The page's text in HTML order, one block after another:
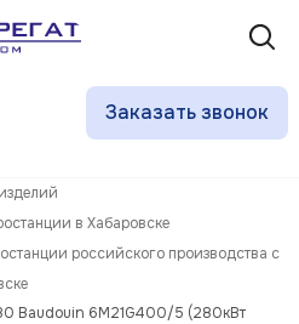
Заказать звонок
в Хабаровске
российского производства с
Baudouin 6M21G400/5 (280кВт